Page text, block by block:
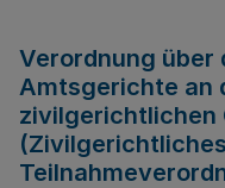
Verordnung über
Amtsgerichte an
zivilgerichtlichen